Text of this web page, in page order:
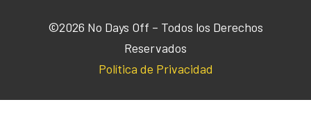
©2026 No Days Off – Todos los Derechos
Reservados
Política de Privacidad